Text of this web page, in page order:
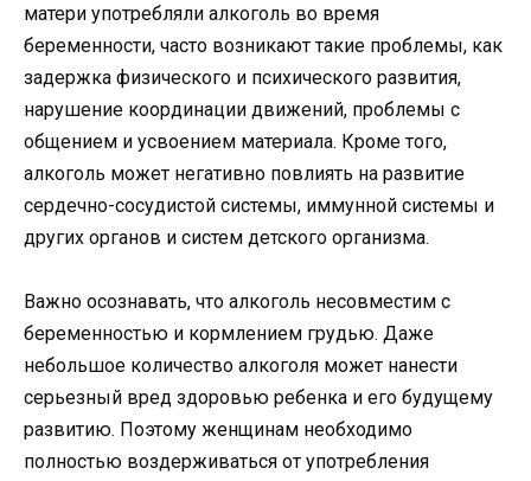
матери употребляли алкоголь во время
беременности, часто возникают такие проблемы, как
задержка физического и психического развития,
нарушение координации движений, проблемы с
общением и усвоением материала. Кроме того,
алкоголь может негативно повлиять на развитие
сердечно-сосудистой системы, иммунной системы и
других органов и систем детского организма.
Важно осознавать, что алкоголь несовместим с
беременностью и кормлением грудью. Даже
небольшое количество алкоголя может нанести
серьезный вред здоровью ребенка и его будущему
развитию. Поэтому женщинам необходимо
полностью воздерживаться от употребления